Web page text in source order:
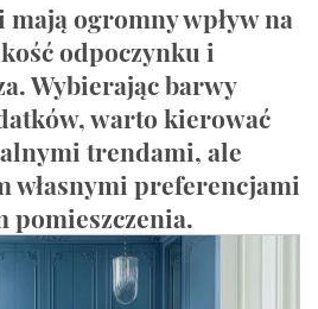
ogromny wpływ na
odpoczynku i
Wybierając barwy
warto kierować
trendami, ale
własnymi preferencjami
pomieszczenia.